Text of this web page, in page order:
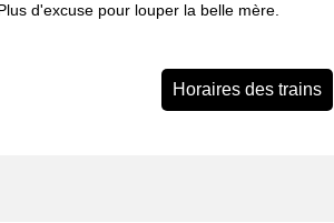
d'excuse pour louper la belle mère.
Horaires des trains